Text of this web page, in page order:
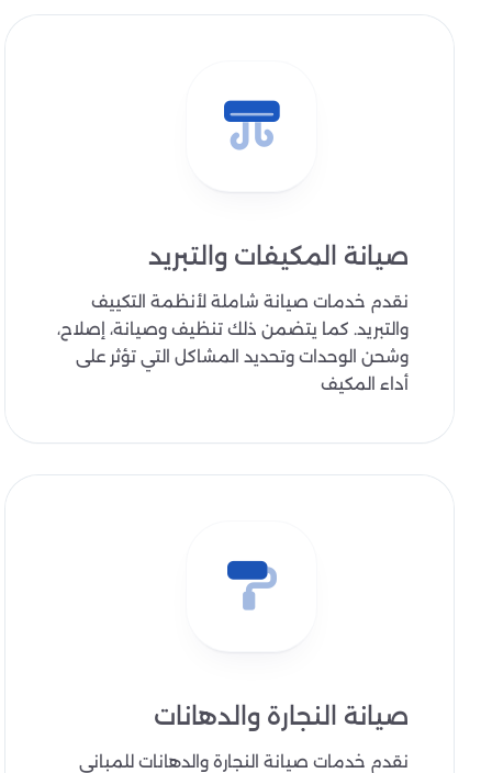
صيانة المكيفات والتبريد
نقدم خدمات صيانة شاملة لأنظمة التكييف
والتبريد. كما يتضمن ذلك تنظيف وصيانة، إصلاح،
وشحن الوحدات وتحديد المشاكل التي تؤثر على
أداء المكيف
صيانة النجارة والدهانات
نقدم خدمات صيانة النجارة والدهانات للمباني